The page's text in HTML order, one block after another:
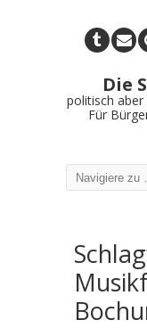
Die
politisch
Für